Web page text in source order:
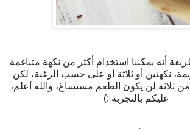
أنه يمكننا استخدام أكثر من نكهة متناغمة
نكهتين أو ثلاثة أو على حسب الرغبة، لكن
ثلاثة لن يكون الطعم مستساغ، والله أعلم،
عليكم بالتجربة :)